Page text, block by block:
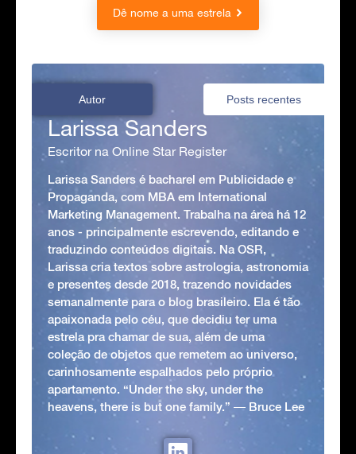
Dê nome a uma estrela
Autor Posts recentes
Larissa Sanders
Escritor na Online Star Register
Larissa Sanders é bacharel em Publicidade e
Propaganda, com MBA em International
Marketing Management. Trabalha na área há 12
anos - principalmente escrevendo, editando e
traduzindo conteúdos digitais. Na OSR,
Larissa cria textos sobre astrologia, astronomia
e presentes desde 2018, trazendo novidades
semanalmente para o blog brasileiro. Ela é tão
apaixonada pelo céu, que decidiu ter uma
estrela pra chamar de sua, além de uma
coleção de objetos que remetem ao universo,
carinhosamente espalhados pelo próprio
apartamento. “Under the sky, under the
heavens, there is but one family.” ― Bruce Lee